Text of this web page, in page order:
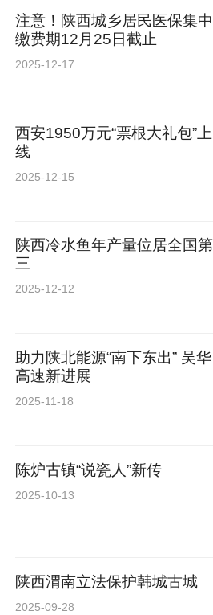
注意！陕西城乡居民医保集中
缴费期12月25日截止
2025-12-17
西安1950万元“票根大礼包”上
线
2025-12-15
陕西冷水鱼年产量位居全国第
三
2025-12-12
助力陕北能源“南下东出” 吴华
高速新进展
2025-11-18
陈炉古镇“说瓷人”新传
2025-10-13
陕西渭南立法保护韩城古城
2025-09-28